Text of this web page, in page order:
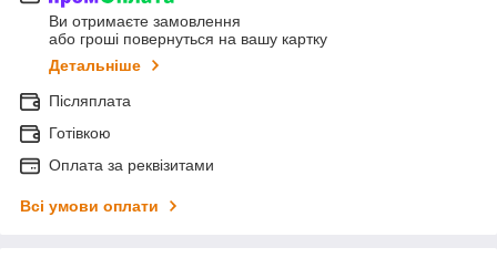
Ви отримаєте замовлення
або гроші повернуться на вашу картку
Детальніше
Післяплата
Готівкою
Оплата за реквізитами
Всі умови оплати